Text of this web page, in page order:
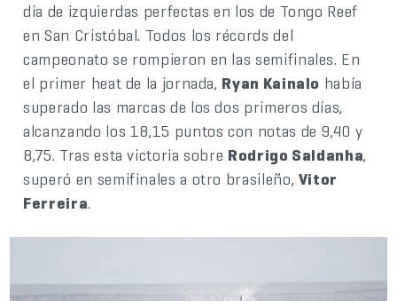
día de izquierdas perfectas en los de Tongo Reef
en San Cristóbal. Todos los récords del
campeonato se rompieron en las semifinales. En
el primer heat de la jornada, Ryan Kainalo había
superado las marcas de los dos primeros días,
alcanzando los 18,15 puntos con notas de 9,40 y
8,75. Tras esta victoria sobre Rodrigo Saldanha,
superó en semifinales a otro brasileño, Vitor
Ferreira.